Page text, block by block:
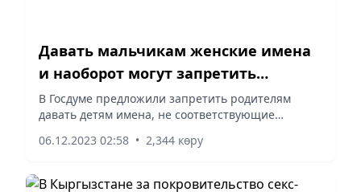
Давать мальчикам женские имена
и наоборот могут запретить
россиянам
В Госдуме предложили запретить родителям
давать детям имена, не соответствующие
выступила первый зампред комитета Госдумы по
06.12.2023 02:58 • 2,344 көру